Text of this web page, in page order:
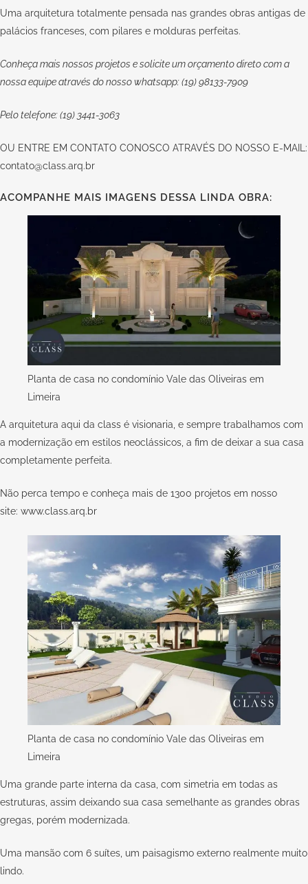
Uma arquitetura totalmente pensada nas grandes obras antigas de
palácios franceses, com pilares e molduras perfeitas.
Conheça mais nossos projetos e solicite um orçamento direto com a
nossa equipe através do nosso whatsapp: (19) 98133-7909
Pelo telefone: (19) 3441-3063
OU ENTRE EM CONTATO CONOSCO ATRAVÉS DO NOSSO E-MAIL:
contato@class.arq.br
ACOMPANHE MAIS IMAGENS DESSA LINDA OBRA:
Planta de casa no condomínio Vale das Oliveiras em
Limeira
A arquitetura aqui da class é visionaria, e sempre trabalhamos com
a modernização em estilos neoclássicos, a fim de deixar a sua casa
completamente perfeita.
Não perca tempo e conheça mais de 1300 projetos em nosso
site: www.class.arq.br
Planta de casa no condomínio Vale das Oliveiras em
Limeira
Uma grande parte interna da casa, com simetria em todas as
estruturas, assim deixando sua casa semelhante as grandes obras
gregas, porém modernizada.
Uma mansão com 6 suítes, um paisagismo externo realmente muito
lindo.